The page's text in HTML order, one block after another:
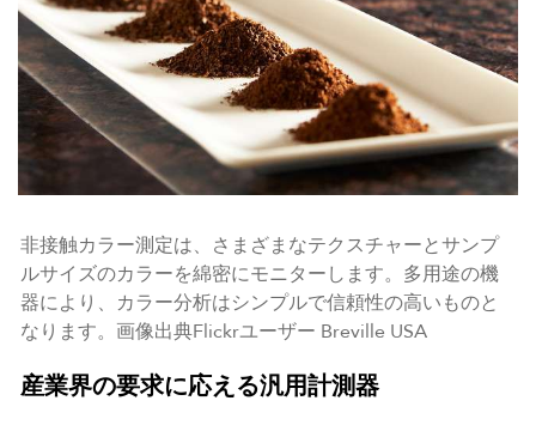
非接触カラー測定は、さまざまなテクスチャーとサンプ
ルサイズのカラーを綿密にモニターします。多用途の機
器により、カラー分析はシンプルで信頼性の高いものと
なります。画像出典Flickrユーザー Breville USA
産業界の要求に応える汎用計測器